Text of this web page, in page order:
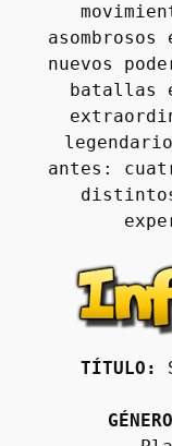
nuevos
batallas
antes:
distintos
TÍTULO: